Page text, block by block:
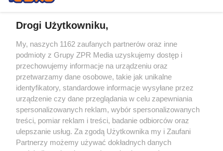
Żaden utwór zamieszczony w serwisie nie może być powielany i
rozpowszechniany lub dalej rozpowszechniany w jakikolwiek sposób (w
tym także elektroniczny lub mechaniczny) na jakimkolwiek polu
eksploatacji w jakiejkolwiek formie, włącznie z umieszczaniem w
Internecie bez pisemnej zgody właściciela praw. Jakiekolwiek użycie lub
wykorzystanie utworów w całości lub w części z naruszeniem prawa,
tzn. bez właściwej zgody, jest zabronione pod groźbą kary i może być
ścigane prawnie.
Drogi Użytkowniku,
My, naszych 1162 zaufanych partnerów oraz inne
podmioty z Grupy ZPR Media uzyskujemy dostęp i
przechowujemy informacje na urządzeniu oraz
przetwarzamy dane osobowe, takie jak unikalne
identyfikatory, standardowe informacje wysyłane przez
urządzenie czy dane przeglądania w celu zapewniania
spersonalizowanych reklam, wybór spersonalizowanych
treści, pomiar reklam i treści, badanie odbiorców oraz
ulepszanie usług. Za zgodą Użytkownika my i Zaufani
Partnerzy możemy używać dokładnych danych